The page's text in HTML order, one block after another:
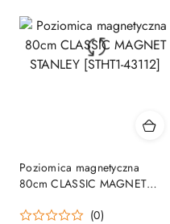
Poziomica magnetyczna
80cm CLASSIC MAGNET
(0)